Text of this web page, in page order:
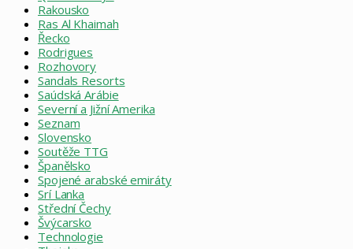
Rakousko
Ras Al Khaimah
Řecko
Rodrigues
Rozhovory
Sandals Resorts
Saúdská Arábie
Severní a Jižní Amerika
Seznam
Slovensko
Soutěže TTG
Španělsko
Spojené arabské emiráty
Srí Lanka
Střední Čechy
Švýcarsko
Technologie